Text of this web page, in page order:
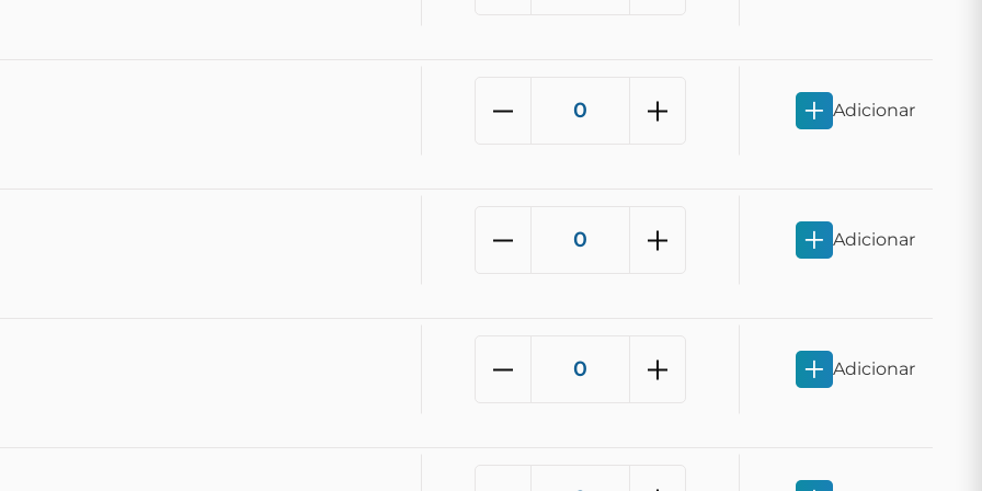
Adicionar
Adicionar
Adicionar